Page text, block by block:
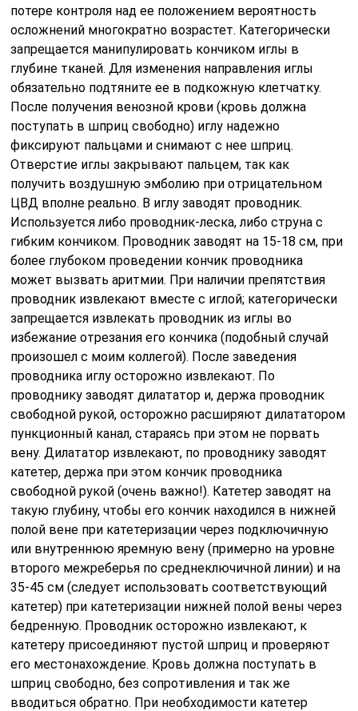
потере контроля над ее положением вероятность
осложнений многократно возрастет. Категорически
запрещается манипулировать кончиком иглы в
глубине тканей. Для изменения направления иглы
обязательно подтяните ее в подкожную клетчатку.
После получения венозной крови (кровь должна
поступать в шприц свободно) иглу надежно
фиксируют пальцами и снимают с нее шприц.
Отверстие иглы закрывают пальцем, так как
получить воздушную эмболию при отрицательном
ЦВД вполне реально. В иглу заводят проводник.
Используется либо проводник-леска, либо струна с
гибким кончиком. Проводник заводят на 15-18 см, при
более глубоком проведении кончик проводника
может вызвать аритмии. При наличии препятствия
проводник извлекают вместе с иглой; категорически
запрещается извлекать проводник из иглы во
избежание отрезания его кончика (подобный случай
произошел с моим коллегой). После заведения
проводника иглу осторожно извлекают. По
проводнику заводят дилататор и, держа проводник
свободной рукой, осторожно расширяют дилататором
пункционный канал, стараясь при этом не порвать
вену. Дилататор извлекают, по проводнику заводят
катетер, держа при этом кончик проводника
свободной рукой (очень важно!). Катетер заводят на
такую глубину, чтобы его кончик находился в нижней
полой вене при катетеризации через подключичную
или внутреннюю яремную вену (примерно на уровне
второго межреберья по среднеключичной линии) и на
35-45 см (следует использовать соответствующий
катетер) при катетеризации нижней полой вены через
бедренную. Проводник осторожно извлекают, к
катетеру присоединяют пустой шприц и проверяют
его местонахождение. Кровь должна поступать в
шприц свободно, без сопротивления и так же
вводиться обратно. При необходимости катетер